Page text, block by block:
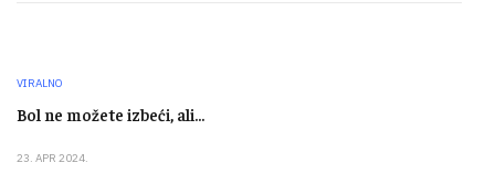
VIRALNO
Bol ne možete izbeći, ali...
23. APR 2024.